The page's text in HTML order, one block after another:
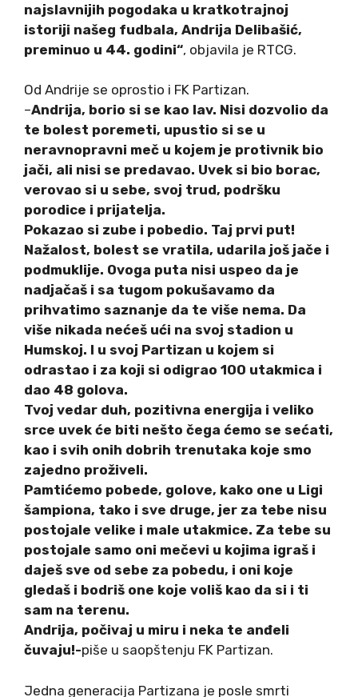
najslavnijih pogodaka u kratkotrajnoj
istoriji našeg fudbala, Andrija Delibašić,
preminuo u 44. godini“, objavila je RTCG.
Od Andrije se oprostio i FK Partizan.
–Andrija, borio si se kao lav. Nisi dozvolio da
te bolest poremeti, upustio si se u
neravnopravni meč u kojem je protivnik bio
jači, ali nisi se predavao. Uvek si bio borac,
verovao si u sebe, svoj trud, podršku
porodice i prijatelja.
Pokazao si zube i pobedio. Taj prvi put!
Nažalost, bolest se vratila, udarila još jače i
podmuklije. Ovoga puta nisi uspeo da je
nadjačaš i sa tugom pokušavamo da
prihvatimo saznanje da te više nema. Da
više nikada nećeš ući na svoj stadion u
Humskoj. I u svoj Partizan u kojem si
odrastao i za koji si odigrao 100 utakmica i
dao 48 golova.
Tvoj vedar duh, pozitivna energija i veliko
srce uvek će biti nešto čega ćemo se sećati,
kao i svih onih dobrih trenutaka koje smo
zajedno proživeli.
Pamtićemo pobede, golove, kako one u Ligi
šampiona, tako i sve druge, jer za tebe nisu
postojale velike i male utakmice. Za tebe su
postojale samo oni mečevi u kojima igraš i
daješ sve od sebe za pobedu, i oni koje
gledaš i bodriš one koje voliš kao da si i ti
sam na terenu.
Andrija, počivaj u miru i neka te anđeli
čuvaju!-piše u saopštenju FK Partizan.
Jedna generacija Partizana je posle smrti